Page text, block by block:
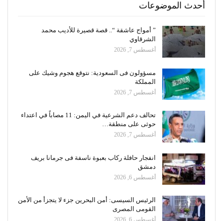
أحدث الموضوعات
” أمواج عاشقة “.. قصة قصيرة للأديب محمد
الشرقاوي
أغسطس 7, 2026
مسؤولون فى السعودية: نتوقع هجوم وشيك على
المملكة
أغسطس 7, 2026
تحالف دعم الشرعية في اليمن: 11 مصاباً في اعتداء
حوثى على منطقة…
أغسطس 7, 2026
انفجار حافلة ركاب بعبوة ناسفة فى جرمانا بريف
دمشق
أغسطس 6, 2026
الرئيس السيسى: أمن البحرين جزء لا يتجزأ من الأمن
القومى المصرى